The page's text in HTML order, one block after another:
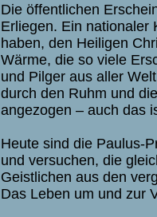
Die öffentlichen
Erliegen. Ein nationaler
haben, den Heiligen
Wärme, die so viele
und Pilger aus aller
durch den Ruhm und
angezogen – auch das
Heute sind die Paulus-
und versuchen, die
Geistlichen aus den
Das Leben um und zur